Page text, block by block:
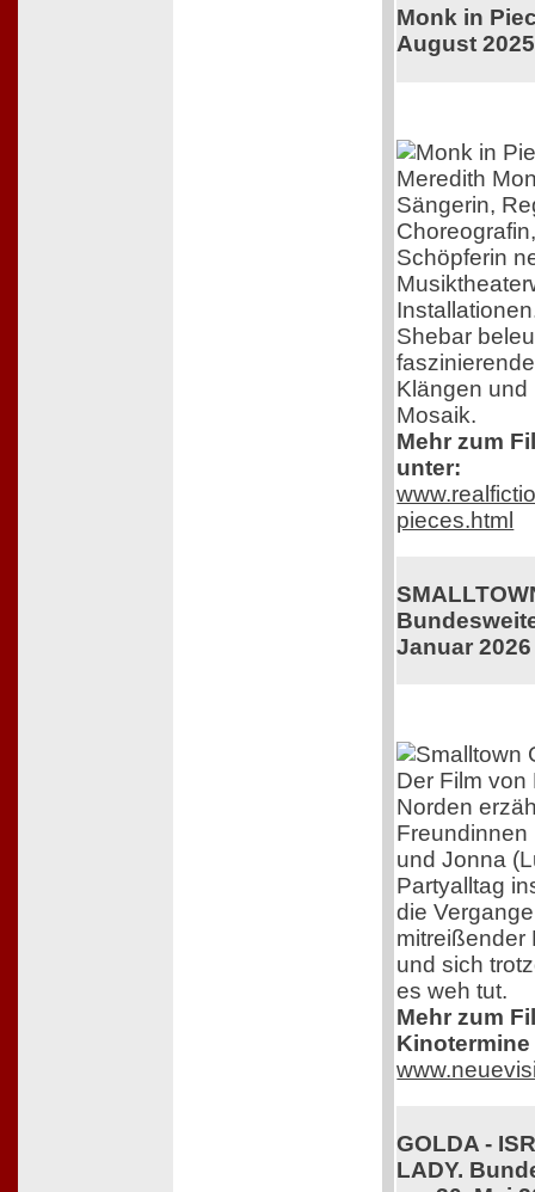
Monk in
August 2025
Meredith
Sängerin,
Schöpferin
Shebar
Klängen und
Mosaik.
Mehr zum
unter:
pieces.html
Januar 2026
Der Film von
Norden
Freundinnen
und Jonna
Partyalltag
die
mitreißender
und sich
es weh tut.
Mehr zum
GOLDA -
LADY.